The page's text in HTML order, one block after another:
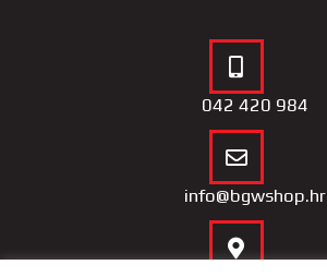
042 420 984
info@bgwshop.hr